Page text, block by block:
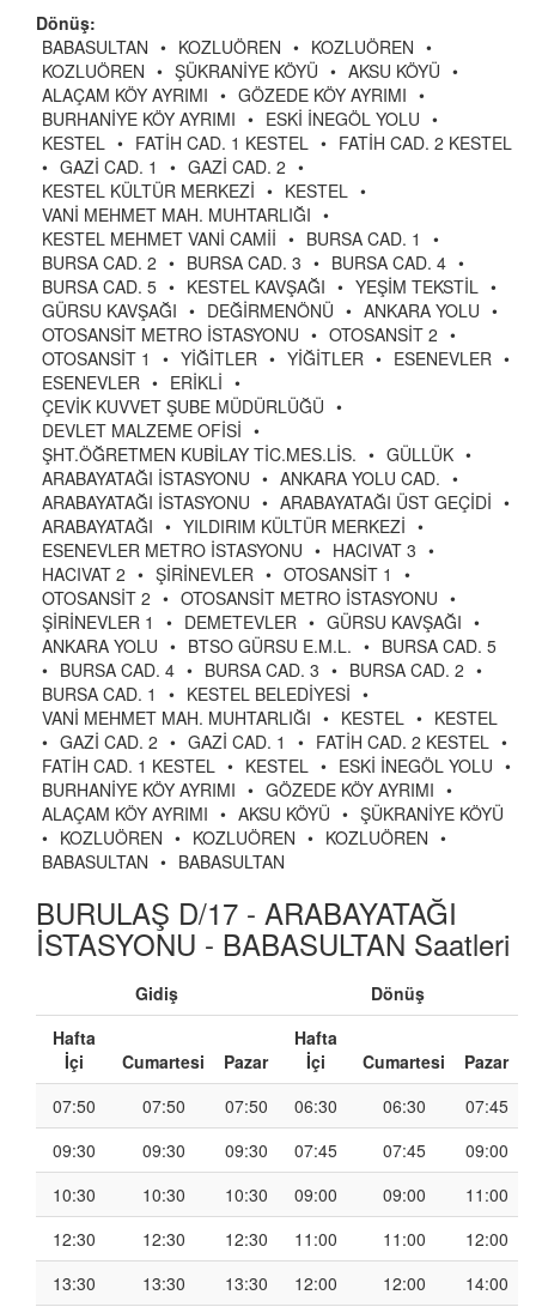
Dönüş:
BABASULTAN • KOZLUÖREN • KOZLUÖREN •
KOZLUÖREN • ŞÜKRANİYE KÖYÜ • AKSU KÖYÜ •
ALAÇAM KÖY AYRIMI • GÖZEDE KÖY AYRIMI •
BURHANİYE KÖY AYRIMI • ESKİ İNEGÖL YOLU •
KESTEL • FATİH CAD. 1 KESTEL • FATİH CAD. 2 KESTEL
• GAZİ CAD. 1 • GAZİ CAD. 2 •
KESTEL KÜLTÜR MERKEZİ • KESTEL •
VANİ MEHMET MAH. MUHTARLIĞI •
KESTEL MEHMET VANİ CAMİİ • BURSA CAD. 1
•
BURSA CAD. 2 • BURSA CAD. 3 • BURSA CAD. 4 •
BURSA CAD. 5 • KESTEL KAVŞAĞI • YEŞİM TEKSTİL •
GÜRSU KAVŞAĞI • DEĞİRMENÖNÜ • ANKARA YOLU •
OTOSANSİT METRO İSTASYONU • OTOSANSİT 2 •
OTOSANSİT 1
• YİĞİTLER • YİĞİTLER • ESENEVLER •
ESENEVLER • ERİKLİ •
ÇEVİK KUVVET ŞUBE MÜDÜRLÜĞÜ •
DEVLET MALZEME OFİSİ •
ŞHT.ÖĞRETMEN KUBİLAY TİC.MES.LİS. • GÜLLÜK •
ARABAYATAĞI İSTASYONU • ANKARA YOLU CAD. •
ARABAYATAĞI İSTASYONU • ARABAYATAĞI ÜST GEÇİDİ •
ARABAYATAĞI • YILDIRIM KÜLTÜR MERKEZİ •
ESENEVLER METRO İSTASYONU • HACIVAT 3 •
HACIVAT 2 • ŞİRİNEVLER • OTOSANSİT 1
•
OTOSANSİT 2 • OTOSANSİT METRO İSTASYONU •
ŞİRİNEVLER 1
• DEMETEVLER • GÜRSU KAVŞAĞI •
ANKARA YOLU • BTSO GÜRSU E.M.L. • BURSA CAD. 5
• BURSA CAD. 4 • BURSA CAD. 3 • BURSA CAD. 2 •
BURSA CAD. 1
• KESTEL BELEDİYESİ •
VANİ MEHMET MAH. MUHTARLIĞI • KESTEL • KESTEL
• GAZİ CAD. 2 • GAZİ CAD. 1 • FATİH CAD. 2 KESTEL •
FATİH CAD. 1 KESTEL • KESTEL • ESKİ İNEGÖL YOLU •
BURHANİYE KÖY AYRIMI • GÖZEDE KÖY AYRIMI •
ALAÇAM KÖY AYRIMI • AKSU KÖYÜ • ŞÜKRANİYE KÖYÜ
• KOZLUÖREN • KOZLUÖREN • KOZLUÖREN •
BABASULTAN • BABASULTAN
BURULAŞ D/17 - ARABAYATAĞI
İSTASYONU - BABASULTAN Saatleri
Gidiş
Dönüş
Hafta
İçi
Cumartesi Pazar
Hafta
İçi
Cumartesi
Pazar
07:50
07:50 07:50 06:30 06:30
07:45
09:30
09:30 09:30 07:45 07:45
09:00
10:30
10:30 10:30 09:00 09:00
11:00
12:30
12:30 12:30 11:00 11:00
12:00
13:30
13:30 13:30 12:00 12:00
14:00